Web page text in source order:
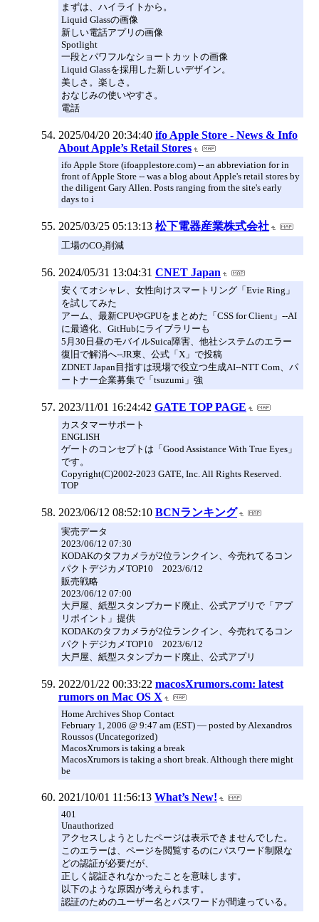
まずは、ハイライトから。
Liquid Glassの画像
新しい電話アプリの画像
Spotlight
一段とパワフルなショートカットの画像
Liquid Glassを採用した新しいデザイン。
美しさ。楽しさ。
おなじみの使いやすさ。
電話
2025/04/20 20:34:40 ifo Apple Store - News & Info
About Apple’s Retail Stores
ifo Apple Store (ifoapplestore.com) -- an abbreviation for in
front of Apple Store -- was a blog about Apple's retail stores by
the diligent Gary Allen. Posts ranging from the site's early
days to i
2025/03/25 05:13:13 松下電器産業株式会社
工場のCO₂削減
2024/05/31 13:04:31 CNET Japan
安くてオシャレ、女性向けスマートリング「Evie Ring」
を試してみた
アーム、最新CPUやGPUをまとめた「CSS for Client」--AI
に最適化、GitHubにライブラリーも
5月30日昼のモバイルSuica障害、他社システムのエラー
復旧で解消へ--JR東、公式「X」で投稿
ZDNET Japan目指すは現場で役立つ生成AI--NTT Com、パ
ートナー企業募集で「tsuzumi」強
2023/11/01 16:24:42 GATE TOP PAGE
カスタマーサポート
ENGLISH
ゲートのコンセプトは「Good Assistance With True Eyes」
です。
Copyright(C)2002-2023 GATE, Inc. All Rights Reserved.
TOP
2023/06/12 08:52:10 BCNランキング
実売データ
2023/06/12 07:30
KODAKのタフカメラが2位ランクイン、今売れてるコン
パクトデジカメTOP10 2023/6/12
販売戦略
2023/06/12 07:00
大戸屋、紙型スタンプカード廃止、公式アプリで「アプ
リポイント」提供
KODAKのタフカメラが2位ランクイン、今売れてるコン
パクトデジカメTOP10 2023/6/12
大戸屋、紙型スタンプカード廃止、公式アプリ
2022/01/22 00:33:22 macosXrumors.com: latest
rumors on Mac OS X
Home Archives Shop Contact
February 1, 2006 @ 9:47 am (EST) — posted by Alexandros
Roussos (Uncategorized)
MacosXrumors is taking a break
MacosXrumors is taking a short break. Although there might
be
2021/10/01 11:56:13 What’s New!
401
Unauthorized
アクセスしようとしたページは表示できませんでした。
このエラーは、ページを閲覧するのにパスワード制限な
どの認証が必要だが、
正しく認証されなかったことを意味します。
以下のような原因が考えられます。
認証のためのユーザー名とパスワードが間違っている。